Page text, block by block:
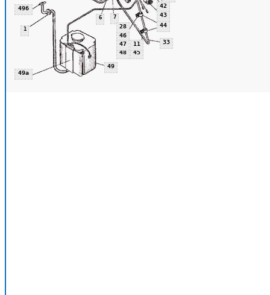
44
42
43
496
49а
49
1
33
7
46
45
48
28
11
6
47